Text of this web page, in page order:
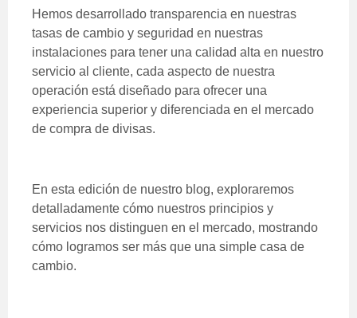
Hemos desarrollado transparencia en nuestras
tasas de cambio y seguridad en nuestras
instalaciones para tener una calidad alta en nuestro
servicio al cliente, cada aspecto de nuestra
operación está diseñado para ofrecer una
experiencia superior y diferenciada en el mercado
de compra de divisas.
En esta edición de nuestro blog, exploraremos
detalladamente cómo nuestros principios y
servicios nos distinguen en el mercado, mostrando
cómo logramos ser más que una simple casa de
cambio.